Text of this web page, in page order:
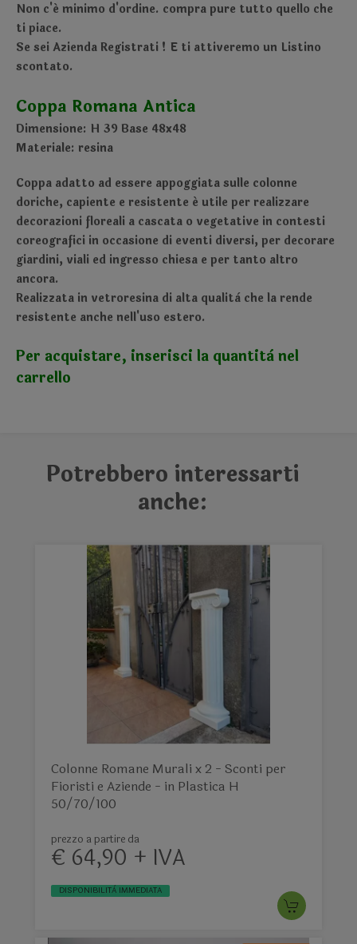
Non c'é minimo d'ordine. compra pure tutto quello che
ti piace.
Se sei Azienda Registrati ! E ti attiveremo un Listino
scontato.
Coppa Romana Antica
Dimensione: H 39 Base 48x48
Materiale: resina
Coppa adatto ad essere appoggiata sulle colonne
doriche, capiente e resistente é utile per realizzare
decorazioni floreali a cascata o vegetative in contesti
coreografici in occasione di eventi diversi, per decorare
giardini, viali ed ingresso chiesa e per tanto altro
ancora.
Realizzata in vetroresina di alta qualità che la rende
resistente anche nell'uso estero.
Per acquistare, inserisci la quantità nel
carrello
Potrebbero interessarti
anche:
Colonne Romane Murali x 2 - Sconti per
Fioristi e Aziende - in Plastica H
50/70/100
prezzo a partire da
€ 64,90 + IVA
DISPONIBILITÀ IMMEDIATA